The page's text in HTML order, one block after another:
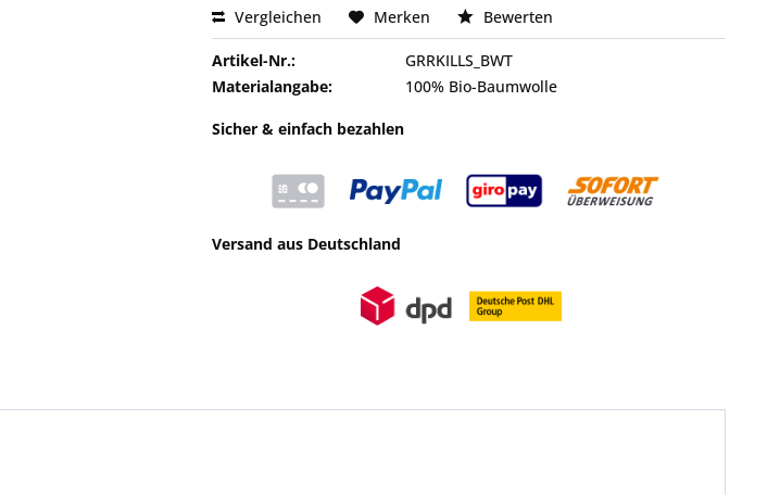
Vergleichen Merken Bewerten
Artikel-Nr.:
GRRKILLS_BWT
Materialangabe:
100% Bio-Baumwolle
Sicher & einfach bezahlen
Versand aus Deutschland